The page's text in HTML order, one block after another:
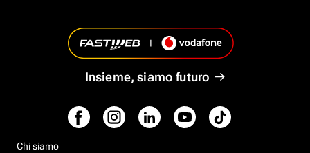
Insieme, siamo futuro
Chi siamo